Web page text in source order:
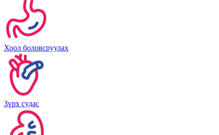
Хоол боловсруулах
Зүрх судас